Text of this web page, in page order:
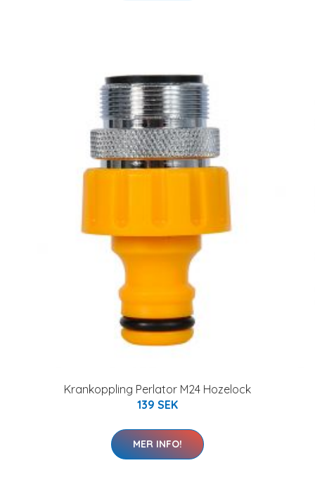
Krankoppling Perlator M24 Hozelock
139 SEK
MER INFO!